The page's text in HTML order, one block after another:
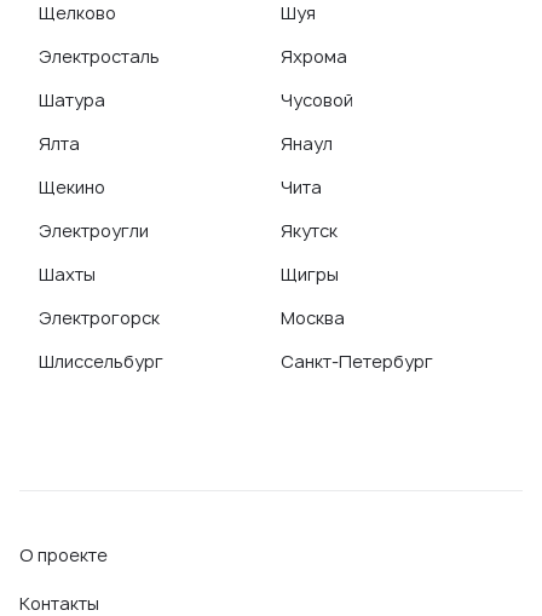
Щелково
Электросталь
Шатура
Ялта
Щекино
Электроугли
Шахты
Электрогорск
Шлиссельбург
Шуя
Яхрома
Чусовой
Янаул
Чита
Якутск
Щигры
Москва
Санкт-Петербург
О проекте
Контакты